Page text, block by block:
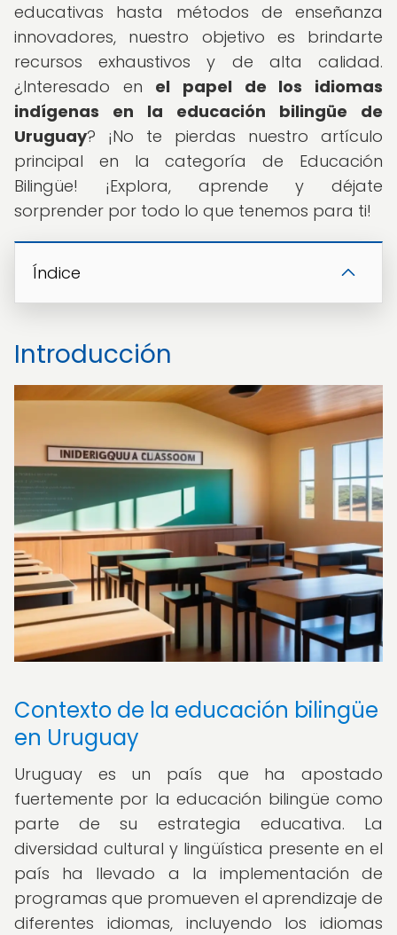
educativas hasta métodos de enseñanza
innovadores, nuestro objetivo es brindarte
recursos exhaustivos y de alta calidad.
¿Interesado en el papel de los idiomas
indígenas en la educación bilingüe de
Uruguay? ¡No te pierdas nuestro artículo
principal en la categoría de Educación
Bilingüe! ¡Explora, aprende y déjate
sorprender por todo lo que tenemos para ti!
Índice
Introducción
Contexto de la educación bilingüe
en Uruguay
Uruguay es un país que ha apostado
fuertemente por la educación bilingüe como
parte de su estrategia educativa. La
diversidad cultural y lingüística presente en el
país ha llevado a la implementación de
programas que promueven el aprendizaje de
diferentes idiomas, incluyendo los idiomas